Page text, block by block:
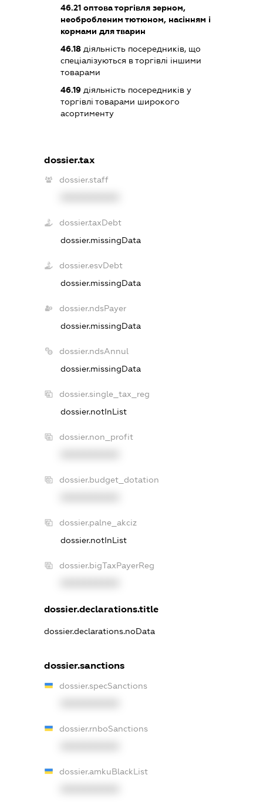
46.21оптова торгівля зерном,
необробленим тютюном, насінням і
кормами для тварин
46.18діяльність посередників, що
спеціалізуються в торгівлі іншими
товарами
46.19діяльність посередників у
торгівлі товарами широкого
асортименту
dossier.tax
dossier.staff
dossier.taxDebt
dossier.missingData
dossier.esvDebt
dossier.missingData
dossier.ndsPayer
dossier.missingData
dossier.ndsAnnul
dossier.missingData
dossier.single_tax_reg
dossier.notInList
dossier.non_profit
dossier.budget_dotation
dossier.palne_akciz
dossier.notInList
dossier.bigTaxPayerReg
dossier.declarations.title
dossier.declarations.noData
dossier.sanctions
dossier.specSanctions
dossier.rnboSanctions
dossier.amkuBlackList